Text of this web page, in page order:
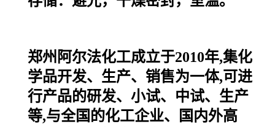
郑州阿尔法化工成立于2010年,集化
学品开发、生产、销售为一体,可进
行产品的研发、小试、中试、生产
等,与全国的化工企业、国内外高